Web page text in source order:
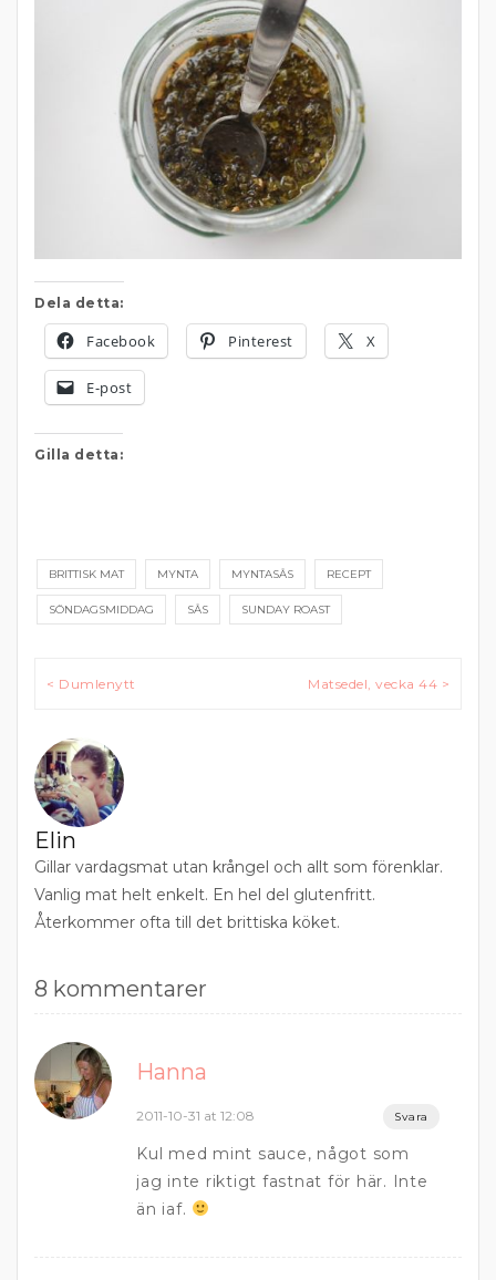
Dela detta:
Facebook Pinterest X
E-post
Gilla detta:
BRITTISK MAT MYNTA MYNTASÅS RECEPT
SÖNDAGSMIDDAG SÅS SUNDAY ROAST
Inläggsnavigering
< Dumlenytt Matsedel, vecka 44 >
Elin
Gillar vardagsmat utan krångel och allt som förenklar.
Vanlig mat helt enkelt. En hel del glutenfritt.
Återkommer ofta till det brittiska köket.
8 kommentarer
Hanna
2011-10-31 at 12:08 Svara
Kul med mint sauce, något som
jag inte riktigt fastnat för här. Inte
än iaf.